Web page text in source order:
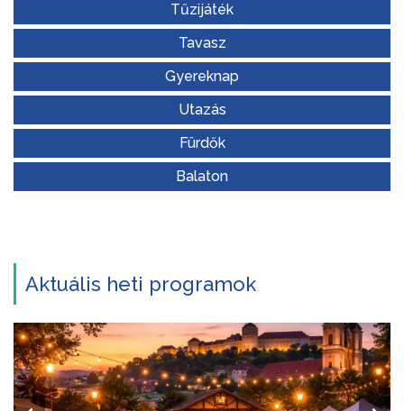
Tűzijáték
Tavasz
Gyereknap
Utazás
Fürdők
Balaton
Aktuális heti programok